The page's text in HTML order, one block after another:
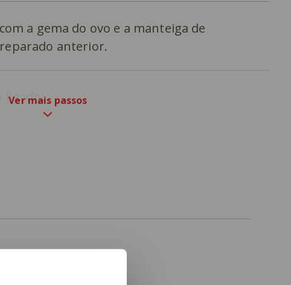
a gema do ovo e a manteiga de
anterior.
ligado.
Ver mais passos